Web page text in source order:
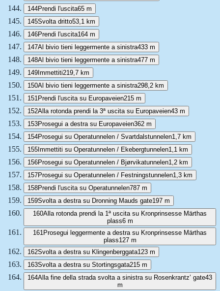
144Prendi l'uscita65 m
145Svolta dritto53,1 km
146Prendi l'uscita164 m
147Al bivio tieni leggermente a sinistra433 m
148Al bivio tieni leggermente a sinistra477 m
149Immettiti219,7 km
150Al bivio tieni leggermente a sinistra298,2 km
151 Prendi l'uscita su Europaveien215 m
152Alla rotonda prendi la 3ª uscita su Europaveien43 m
153Prosegui a destra su Europaveien362 m
154Prosegui su Operatunnelen / Svartdalstunnelen1,7 km
155Immettiti su Operatunnelen / Ekebergtunnelen1,1 km
156Prosegui su Operatunnelen / Bjørvikatunnelen1,2 km
157Prosegui su Operatunnelen / Festningstunnelen1,3 km
158Prendi l'uscita su Operatunnelen787 m
159Svolta a destra su Dronning Mauds gate197 m
160Alla rotonda prendi la 1ª uscita su Kronprinsesse Märthas
plass6 m
161 Prosegui leggermente a destra su Kronprinsesse Märthas
plass127 m
162Svolta a destra su Klingenberggata123 m
163Svolta a destra su Stortingsgata215 m
164Alla fine della strada svolta a sinistra su Rosenkrantz’ gate43
m